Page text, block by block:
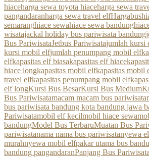
hiaceharga sewa toyota hiaceharga sewa
pangandaranharga sewa travel elfHargabus
semaranghiace sewahiace sewa bandung
wisatajackal holiday bus pariwisata bandung
Bus PariwisataJetbus Pariwisatajumlah kursi
kursi mobil elfjumlah penumpang mobil elf
elfkapasitas elf biasakapasitas elf hiace
hiace longkapasitas mobil elfkapasitas mobil
travel elfkapasitas penumpang mobil elf
elf longKursi Bus BesarKursi Bus Medium
Bus Pariwisatamacam macam bus pariwisata
bus pariwisata bandung kota bandung jawa
Pariwisatamobil elf kecilmobil hiace sewa
bandungModel Bus TerbaruMuatan Bus
pariwisatanama nama bus pariwisatanyewa
murahnyewa mobil elfpakar utama bus
bandung pangandaranPanjang Bus Pariwisata